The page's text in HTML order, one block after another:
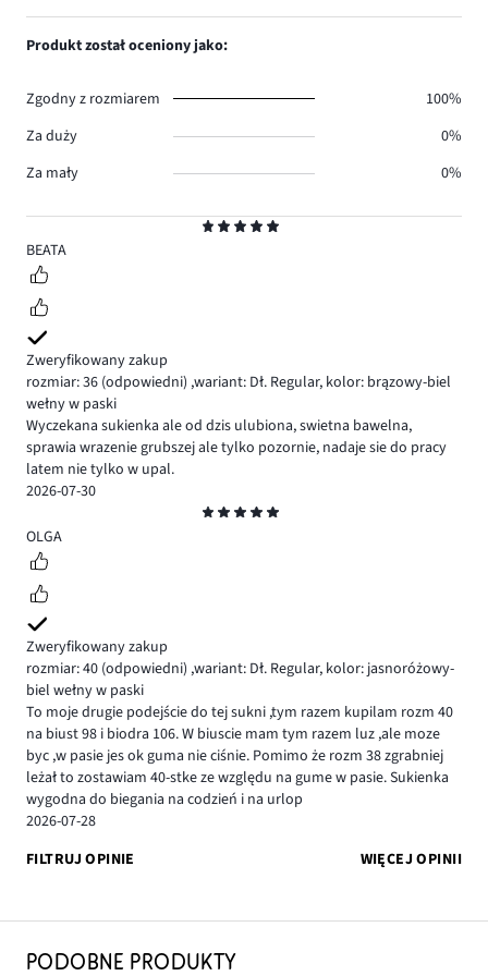
5
BEATA
Zweryfikowany zakup
rozmiar: 36 (odpowiedni) ,wariant: Dł. Regular, kolor: brązowy-biel
wełny w paski
Wyczekana sukienka ale od dzis ulubiona, swietna bawelna,
sprawia wrazenie grubszej ale tylko pozornie, nadaje sie do pracy
latem nie tylko w upal.
2026-07-30
5
OLGA
Zweryfikowany zakup
rozmiar: 40 (odpowiedni) ,wariant: Dł. Regular, kolor: jasnoróżowy-
biel wełny w paski
To moje drugie podejście do tej sukni ,tym razem kupilam rozm 40
na biust 98 i biodra 106. W biuscie mam tym razem luz ,ale moze
byc ,w pasie jes ok guma nie ciśnie. Pomimo że rozm 38 zgrabniej
leżał to zostawiam 40-stke ze względu na gume w pasie. Sukienka
wygodna do biegania na codzień i na urlop
2026-07-28
FILTRUJ OPINIE
WIĘCEJ OPINII
1,
Produkt został oceniony jako:
Zgodny z rozmiarem
100%
Za duży
0%
Za mały
0%
PODOBNE PRODUKTY